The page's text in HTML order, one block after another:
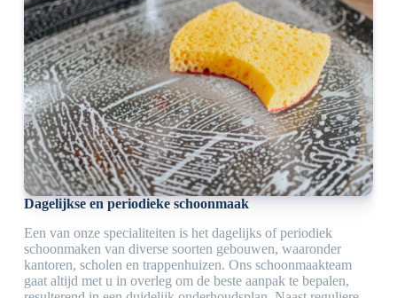
Dagelijkse en periodieke schoonmaak
Een van onze specialiteiten is het dagelijks of periodiek
schoonmaken van diverse soorten gebouwen, waaronder
kantoren, scholen en trappenhuizen. Ons schoonmaakteam
gaat altijd met u in overleg om de beste aanpak te bepalen,